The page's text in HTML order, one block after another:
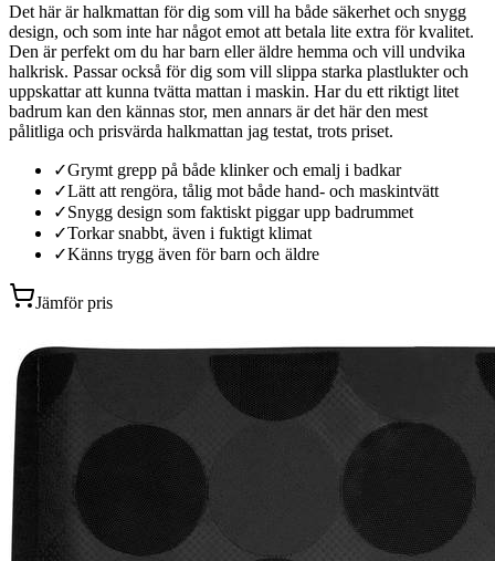
Det här är halkmattan för dig som vill ha både säkerhet och snygg
design, och som inte har något emot att betala lite extra för kvalitet.
Den är perfekt om du har barn eller äldre hemma och vill undvika
halkrisk. Passar också för dig som vill slippa starka plastlukter och
uppskattar att kunna tvätta mattan i maskin. Har du ett riktigt litet
badrum kan den kännas stor, men annars är det här den mest
pålitliga och prisvärda halkmattan jag testat, trots priset.
✓Grymt grepp på både klinker och emalj i badkar
✓Lätt att rengöra, tålig mot både hand- och maskintvätt
✓Snygg design som faktiskt piggar upp badrummet
✓Torkar snabbt, även i fuktigt klimat
✓Känns trygg även för barn och äldre
Jämför pris